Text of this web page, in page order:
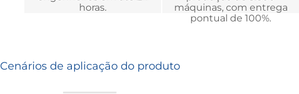
horas.
máquinas, com entrega
pontual de 100%.
Cenários de aplicação do produto